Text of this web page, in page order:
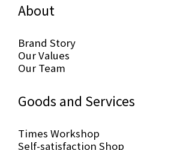
About
Brand Story
Our Values
Our Team
Goods and Services
Times Workshop
Self-satisfaction Shop